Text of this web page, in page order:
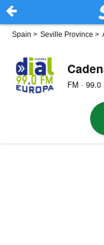
Spain > Seville Province >
FM · 99.0